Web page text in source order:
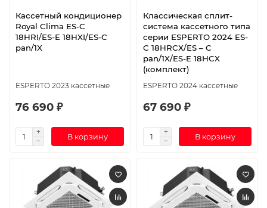
Кассетный кондиционер
Royal Clima ES-C
18HRI/ES-E 18HXI/ES-C
pan/1X
ESPERTO 2023 кассетные
76 690 ₽
В корзину
Классическая сплит-
система кассетного типа
серии ESPERTO 2024 ES-
C 18HRCX/ES – C
pan/1X/ES-E 18HCX
(комплект)
ESPERTO 2024 кассетные
67 690 ₽
В корзину